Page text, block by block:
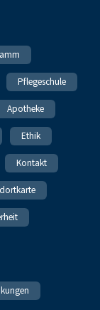
Pflegeschule
Apotheke
Ethik
Kontakt